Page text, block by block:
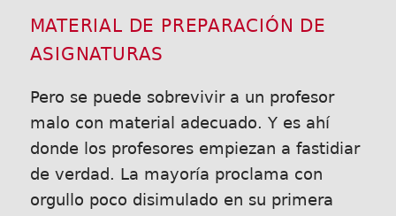
MATERIAL DE PREPARACIÓN DE
ASIGNATURAS
Pero se puede sobrevivir a un profesor
malo con material adecuado. Y es ahí
donde los profesores empiezan a fastidiar
de verdad. La mayoría proclama con
orgullo poco disimulado en su primera